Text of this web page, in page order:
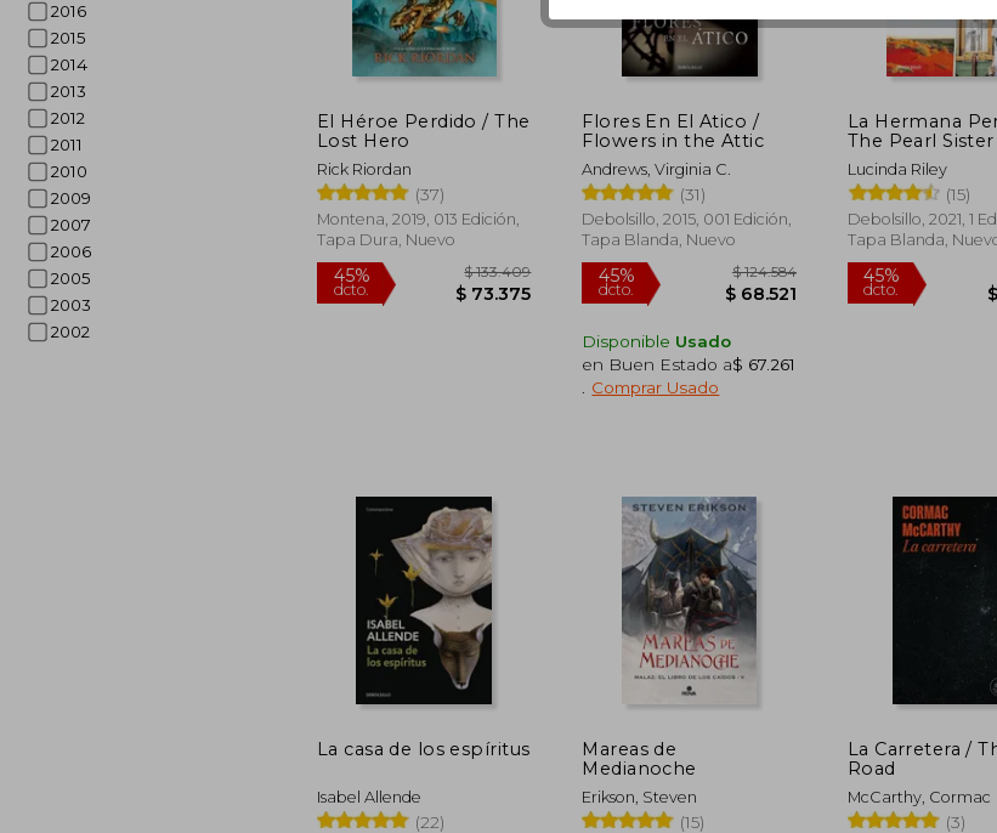
2016
2015
2014
2013
2012
2011
2010
2009
2007
2006
2005
2003
2002
30%
dcto.
$ 89.900 45%
dcto.
$ 120.811
dcto.
El Héroe Perdido / The
Lost Hero
Rick Riordan
(37)
Montena, 2019, 013 Edición,
Tapa Dura, Nuevo
45%
dcto.
Flores En El Atico /
Flowers in the Attic
Andrews, Virginia C.
(31)
Debolsillo, 2015, 001 Edición,
Tapa Blanda, Nuevo
45%
dcto.
Disponible Usado
en Buen Estado a$ 67.261
Comprar Usado
La Hermana
The Pearl Sister
Lucinda Riley
(15)
Debolsillo, 2021, 1
Tapa Blanda,
45%
dcto.
La casa de los espíritus
Isabel Allende
(22)
Mareas de
Medianoche
Erikson, Steven
(15)
La Carretera /
Road
McCarthy, Cormac
(3)